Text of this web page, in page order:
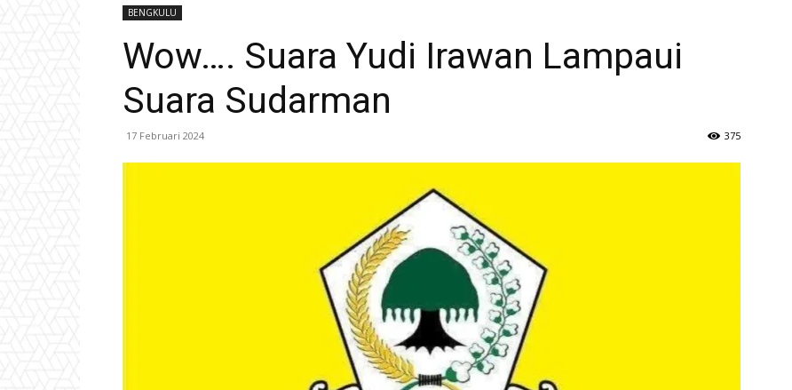
BENGKULU
Wow…. Suara Yudi Irawan Lampaui
Suara Sudarman
17 Februari 2024 375